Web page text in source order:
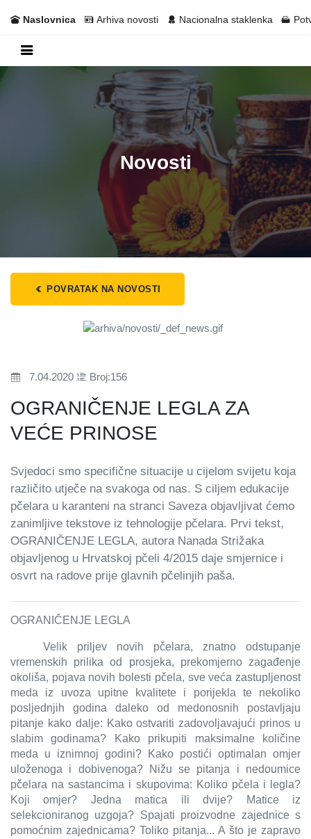
Naslovnica Arhiva novosti Nacionalna staklenka
Novosti
POVRATAK NA NOVOSTI
7.04.2020 Broj:156
OGRANIČENJE LEGLA ZA
VEĆE PRINOSE
Svjedoci smo specifične situacije u cijelom svijetu koja
različito utječe na svakoga od nas. S ciljem edukacije
pčelara u karanteni na stranci Saveza objavljivat ćemo
zanimljive tekstove iz tehnologije pčelara. Prvi tekst,
OGRANIČENJE LEGLA, autora Nanada Strižaka
objavljenog u Hrvatskoj pčeli 4/2015 daje smjernice i
osvrt na radove prije glavnih pčelinjih paša.
OGRANIČENJE LEGLA
Velik priljev novih pčelara, znatno odstupanje
vremenskih prilika od prosjeka, prekomjerno zagađenje
okoliša, pojava novih bolesti pčela, sve veća zastupljenost
meda iz uvoza upitne kvalitete i porijekla te nekoliko
posljednjih godina daleko od medonosnih postavljaju
pitanje kako dalje: Kako ostvariti zadovoljavajući prinos u
slabim godinama? Kako prikupiti maksimalne količine
meda u iznimnoj godini? Kako postići optimalan omjer
uloženoga i dobivenoga? Nižu se pitanja i nedoumice
pčelara na sastancima i skupovima: Koliko pčela i legla?
Koji omjer? Jedna matica ili dvije? Matice iz
selekcioniranog uzgoja? Spajati proizvodne zajednice s
pomoćnim zajednicama? Toliko pitanja... A što je zapravo